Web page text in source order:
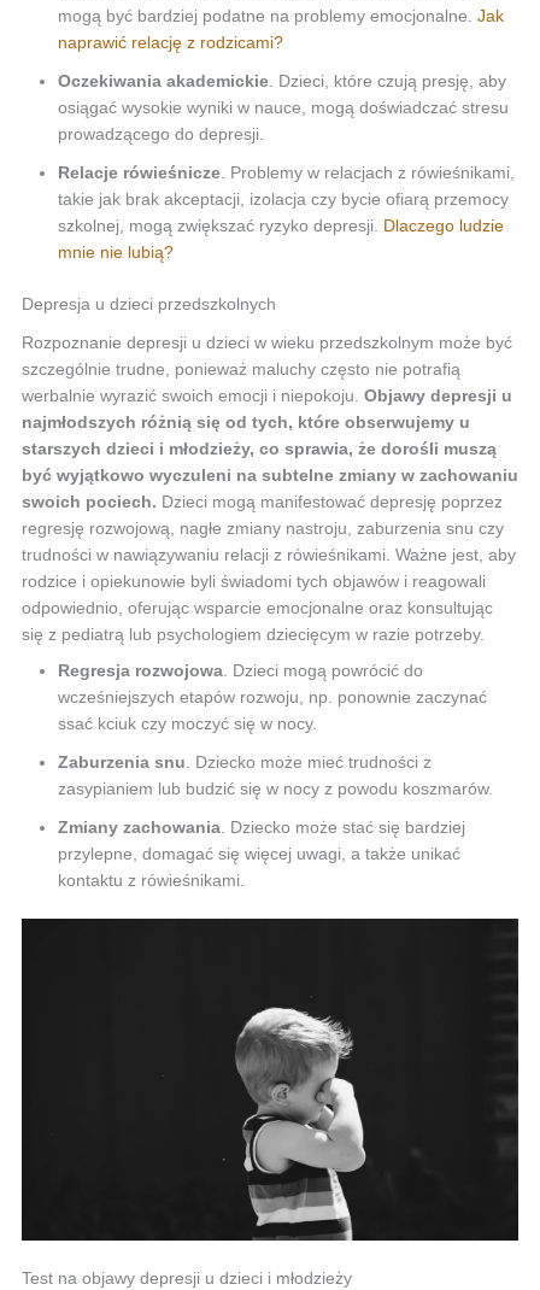
mogą być bardziej podatne na problemy emocjonalne. Jak
naprawić relację z rodzicami?
Oczekiwania akademickie. Dzieci, które czują presję, aby
osiągać wysokie wyniki w nauce, mogą doświadczać stresu
prowadzącego do depresji.
Relacje rówieśnicze. Problemy w relacjach z rówieśnikami,
takie jak brak akceptacji, izolacja czy bycie ofiarą przemocy
szkolnej, mogą zwiększać ryzyko depresji. Dlaczego ludzie
mnie nie lubią?
Depresja u dzieci przedszkolnych
Rozpoznanie depresji u dzieci w wieku przedszkolnym może być
szczególnie trudne, ponieważ maluchy często nie potrafią
werbalnie wyrazić swoich emocji i niepokoju. Objawy depresji u
najmłodszych różnią się od tych, które obserwujemy u
starszych dzieci i młodzieży, co sprawia, że dorośli muszą
być wyjątkowo wyczuleni na subtelne zmiany w zachowaniu
swoich pociech. Dzieci mogą manifestować depresję poprzez
regresję rozwojową, nagłe zmiany nastroju, zaburzenia snu czy
trudności w nawiązywaniu relacji z rówieśnikami. Ważne jest, aby
rodzice i opiekunowie byli świadomi tych objawów i reagowali
odpowiednio, oferując wsparcie emocjonalne oraz konsultując
się z pediatrą lub psychologiem dziecięcym w razie potrzeby.
Regresja rozwojowa. Dzieci mogą powrócić do
wcześniejszych etapów rozwoju, np. ponownie zaczynać
ssać kciuk czy moczyć się w nocy.
Zaburzenia snu . Dziecko może mieć trudności z
zasypianiem lub budzić się w nocy z powodu koszmarów.
Zmiany zachowania. Dziecko może stać się bardziej
przylepne, domagać się więcej uwagi, a także unikać
kontaktu z rówieśnikami.
Test na objawy depresji u dzieci i młodzieży